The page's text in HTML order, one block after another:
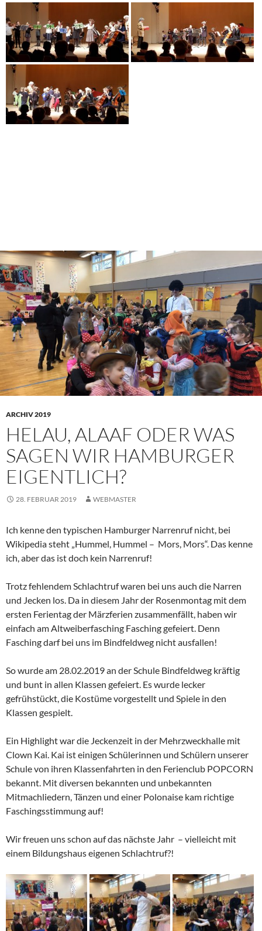
ARCHIV 2019
HELAU, ALAAF ODER WAS
SAGEN WIR HAMBURGER
EIGENTLICH?
28. FEBRUAR 2019 WEBMASTER
Ich kenne den typischen Hamburger Narrenruf nicht, bei
Wikipedia steht „Hummel, Hummel – Mors, Mors“. Das kenne
ich, aber das ist doch kein Narrenruf!
Trotz fehlendem Schlachtruf waren bei uns auch die Narren
und Jecken los. Da in diesem Jahr der Rosenmontag mit dem
ersten Ferientag der Märzferien zusammenfällt, haben wir
einfach am Altweiberfasching Fasching gefeiert. Denn
Fasching darf bei uns im Bindfeldweg nicht ausfallen!
So wurde am 28.02.2019 an der Schule Bindfeldweg kräftig
und bunt in allen Klassen gefeiert. Es wurde lecker
gefrühstückt, die Kostüme vorgestellt und Spiele in den
Klassen gespielt.
Ein Highlight war die Jeckenzeit in der Mehrzweckhalle mit
Clown Kai. Kai ist einigen Schülerinnen und Schülern unserer
Schule von ihren Klassenfahrten in den Ferienclub POPCORN
bekannt. Mit diversen bekannten und unbekannten
Mitmachliedern, Tänzen und einer Polonaise kam richtige
Faschingsstimmung auf!
Wir freuen uns schon auf das nächste Jahr – vielleicht mit
einem Bildungshaus eigenen Schlachtruf?!